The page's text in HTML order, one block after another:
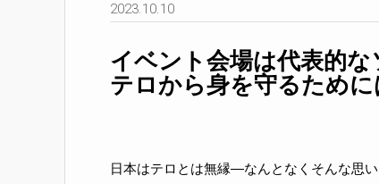
2023.10.10
イベント会場は代表的
テロから身を守るために
日本はテロとは無縁―なんとなくそんな思